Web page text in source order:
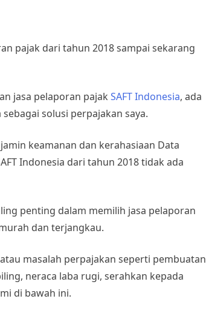
pajak dari tahun 2018 sampai sekarang
jasa pelaporan pajak SAFT Indonesia, ada
solusi perpajakan saya.
keamanan dan kerahasiaan Data
Indonesia dari tahun 2018 tidak ada
penting dalam memilih jasa pelaporan
dan terjangkau.
masalah perpajakan seperti pembuatan
neraca laba rugi, serahkan kepada
di bawah ini.